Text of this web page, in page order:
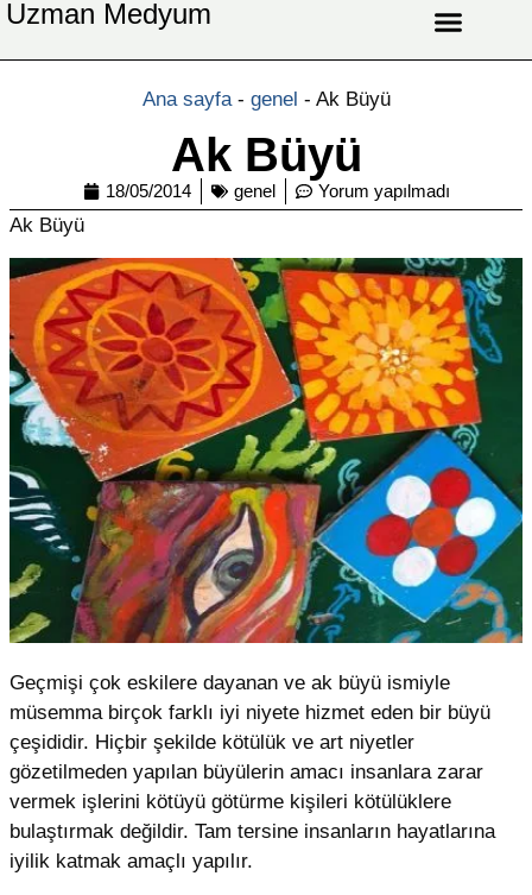
Uzman Medyum
Ana sayfa- genel - Ak Büyü
Ak Büyü
18/05/2014 genel Yorum yapılmadı
Ak Büyü
Geçmişi çok eskilere dayanan ve ak büyü ismiyle
müsemma birçok farklı iyi niyete hizmet eden bir büyü
çeşididir. Hiçbir şekilde kötülük ve art niyetler
gözetilmeden yapılan büyülerin amacı insanlara zarar
vermek işlerini kötüyü götürme kişileri kötülüklere
bulaştırmak değildir. Tam tersine insanların hayatlarına
iyilik katmak amaçlı yapılır.